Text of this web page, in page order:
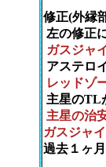
修正(外縁
左の修正
ガスジャ
アステロ
レッドゾ
主星のTL
主星の治
ガスジャ
過去１ヶ